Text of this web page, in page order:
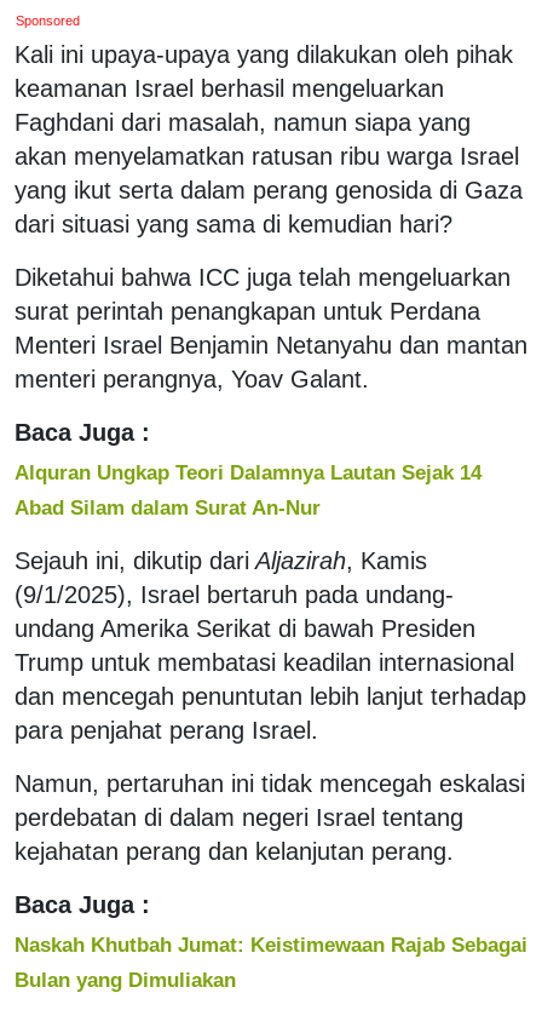
Sponsored
Kali ini upaya-upaya yang dilakukan oleh pihak
keamanan Israel berhasil mengeluarkan
Faghdani dari masalah, namun siapa yang
akan menyelamatkan ratusan ribu warga Israel
yang ikut serta dalam perang genosida di Gaza
dari situasi yang sama di kemudian hari?
Diketahui bahwa ICC juga telah mengeluarkan
surat perintah penangkapan untuk Perdana
Menteri Israel Benjamin Netanyahu dan mantan
menteri perangnya, Yoav Galant.
Baca Juga :
Alquran Ungkap Teori Dalamnya Lautan Sejak 14
Abad Silam dalam Surat An-Nur
Sejauh ini, dikutip dari Aljazirah, Kamis
(9/1/2025), Israel bertaruh pada undang-
undang Amerika Serikat di bawah Presiden
Trump untuk membatasi keadilan internasional
dan mencegah penuntutan lebih lanjut terhadap
para penjahat perang Israel.
Namun, pertaruhan ini tidak mencegah eskalasi
perdebatan di dalam negeri Israel tentang
kejahatan perang dan kelanjutan perang.
Baca Juga :
Naskah Khutbah Jumat: Keistimewaan Rajab Sebagai
Bulan yang Dimuliakan